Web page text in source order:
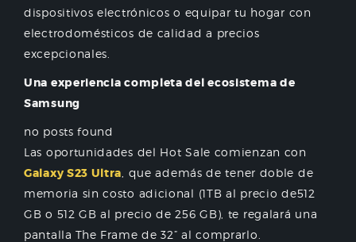
dispositivos electrónicos o equipar tu hogar con
electrodomésticos de calidad a precios
excepcionales.
Una experiencia completa del ecosistema de
Samsung
no posts found
Las oportunidades del Hot Sale comienzan con
Galaxy S23 Ultra , que además de tener doble de
memoria sin costo adicional (1TB al precio de512
GB o 512 GB al precio de 256 GB), te regalará una
pantalla The Frame de 32” al comprarlo.